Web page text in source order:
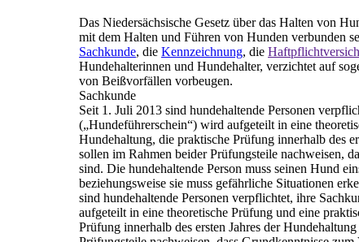
Das Niedersächsische Gesetz über das Halten von
mit dem Halten und Führen von Hunden verbunden
Sachkunde, die Kennzeichnung, die
Hundehalterinnen und Hundehalter, verzichtet auf
von Beißvorfällen vorbeugen.
Sachkunde
Seit 1. Juli 2013 sind hundehaltende Personen
(„Hundeführerschein“) wird aufgeteilt in eine
Hundehaltung, die praktische Prüfung innerhalb des
sollen im Rahmen beider Prüfungsteile nachweisen,
sind. Die hundehaltende Person muss seinen Hund
beziehungsweise sie muss gefährliche Situationen
sind hundehaltende Personen verpflichtet, ihre
aufgeteilt in eine theoretische Prüfung und eine
Prüfung innerhalb des ersten Jahres der